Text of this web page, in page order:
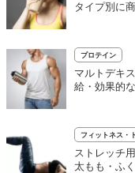
タイプ別に
プロテイン
マルトデキ
給・効果的
フィットネス・
ストレッチ
太もも・ふ